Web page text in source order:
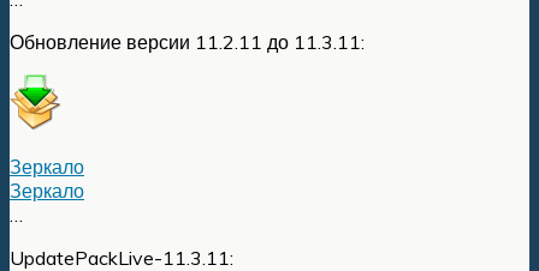
Обновление версии 11.2.11 до 11.3.11:
Зеркало
Зеркало
UpdatePackLive-11.3.11: